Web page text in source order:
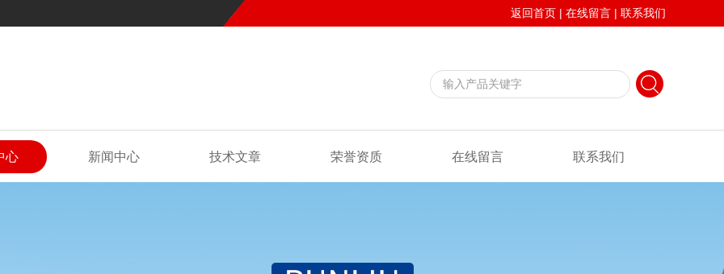
返回首页 | 在线留言 | 联系我们
心 新闻中心 技术文章 荣誉资质 在线留言 联系我们